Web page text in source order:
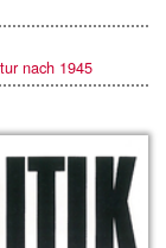
nach 1945